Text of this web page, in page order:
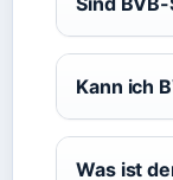
Kann ich
Was ist